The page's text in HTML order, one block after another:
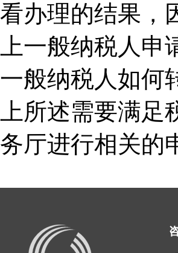
看办理的结果，
上一般纳税人
一般纳税人如何
上所述需要满
务厅进行相关的